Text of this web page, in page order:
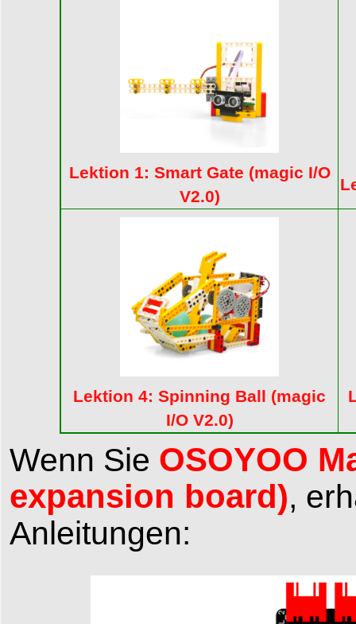
Lektion 1: Smart Gate (magic I/O
V2.0)
Lektion 4: Spinning Ball (magic
I/O V2.0)
Wenn Sie OSOYOO
expansion board),
Anleitungen: